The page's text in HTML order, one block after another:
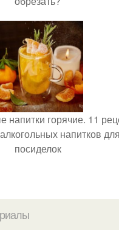
напитки горячие. 11
напитков
посиделок